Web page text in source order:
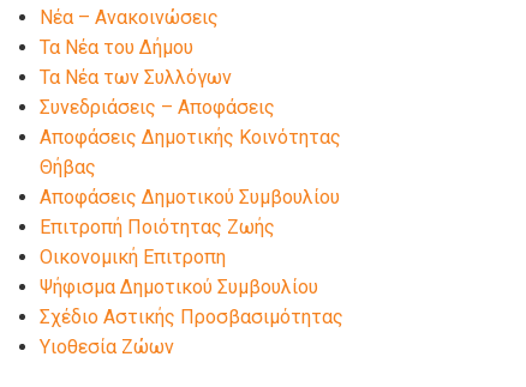
Νέα – Ανακοινώσεις
Τα Νέα του Δήμου
Τα Νέα των Συλλόγων
Συνεδριάσεις – Αποφάσεις
Αποφάσεις Δημοτικής Κοινότητας
Θήβας
Αποφάσεις Δημοτικού Συμβουλίου
Επιτροπή Ποιότητας Ζωής
Οικονομική Επιτροπη
Ψήφισμα Δημοτικού Συμβουλίου
Σχέδιο Αστικής Προσβασιμότητας
Υιοθεσία Ζώων